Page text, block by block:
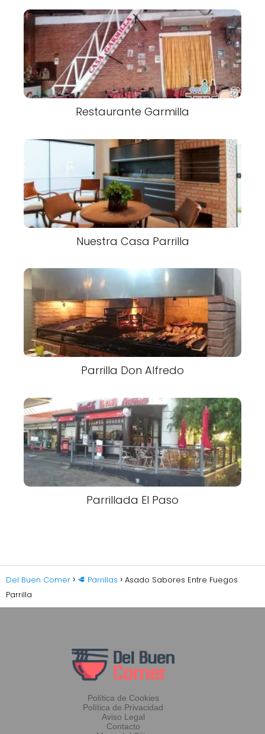
Restaurante Garmilla
Nuestra Casa Parrilla
Parrilla Don Alfredo
Parrillada El Paso
Del Buen Comer 🥩 Parrillas
Asado Sabores Entre Fuegos
Parrilla
Política de Cookies
Política de Privacidad
Aviso Legal
Contacto